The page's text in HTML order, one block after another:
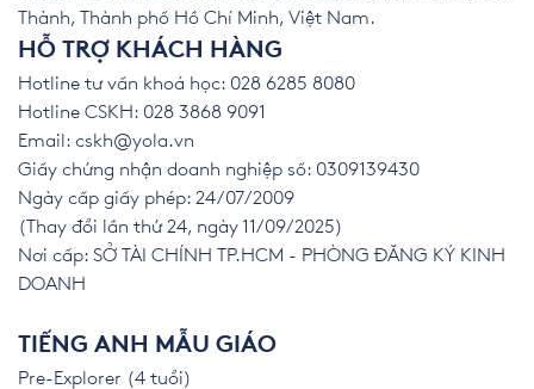
Thành, Thành phố Hồ Chí Minh, Việt Nam.
HỖ TRỢ KHÁCH HÀNG
Hotline tư vấn khoá học: 028 6285 8080
Hotline CSKH: 028 3868 9091
Email: cskh@yola.vn
Giấy chứng nhận doanh nghiệp số: 0309139430
Ngày cấp giấy phép: 24/07/2009
(Thay đổi lần thứ 24, ngày 11/09/2025)
Nơi cấp: SỞ TÀI CHÍNH TP.HCM - PHÒNG ĐĂNG KÝ KINH
DOANH
TIẾNG ANH MẪU GIÁO
Pre-Explorer (4 tuổi)